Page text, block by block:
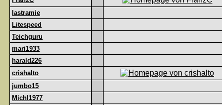
lastramie
Litespeed
Teichguru
mari1933
harald226
crishalto
jumbo15
Michl1977